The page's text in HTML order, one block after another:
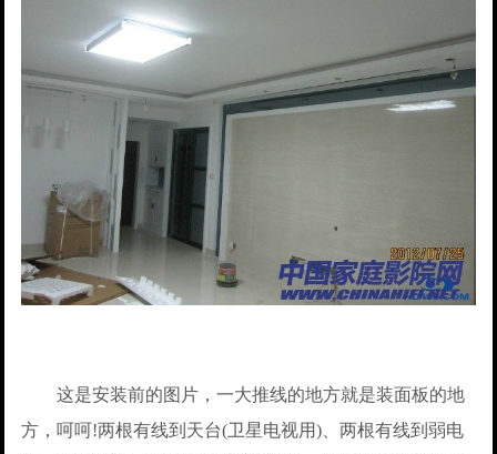
这是安装前的图片，一大推线的地方就是装面板的地
方，呵呵!两根有线到天台(卫星电视用)、两根有线到弱电